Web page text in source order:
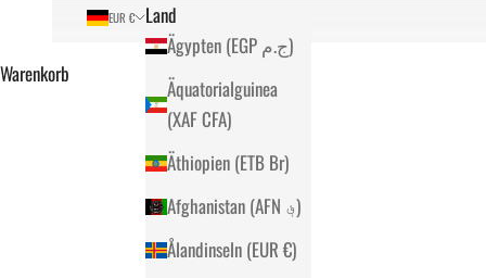
EUR €
Land
Ägypten (EGP ج.م)
Äquatorialguinea
(XAF CFA)
Äthiopien (ETB Br)
Afghanistan (AFN ؋)
Ålandinseln (EUR €)
Warenkorb